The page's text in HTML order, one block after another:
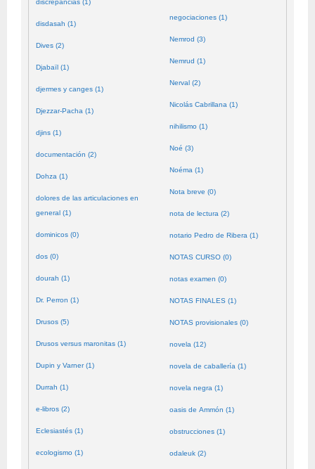
discrepancias (1)
disdasah (1)
Dives (2)
Djabaïl (1)
djermes y canges (1)
Djezzar-Pacha (1)
djins (1)
documentación (2)
Dohza (1)
dolores de las articulaciones en
general (1)
dominicos (0)
dos (0)
dourah (1)
Dr. Perron (1)
Drusos (5)
Drusos versus maronitas (1)
Dupin y Varner (1)
Durrah (1)
e-libros (2)
Eclesiastés (1)
ecologismo (1)
negociaciones (1)
Nemrod (3)
Nemrud (1)
Nerval (2)
Nicolás Cabrillana (1)
nihilismo (1)
Noé (3)
Noéma (1)
Nota breve (0)
nota de lectura (2)
notario Pedro de Ribera (1)
NOTAS CURSO (0)
notas examen (0)
NOTAS FINALES (1)
NOTAS provisionales (0)
novela (12)
novela de caballería (1)
novela negra (1)
oasis de Ammón (1)
obstrucciones (1)
odaleuk (2)